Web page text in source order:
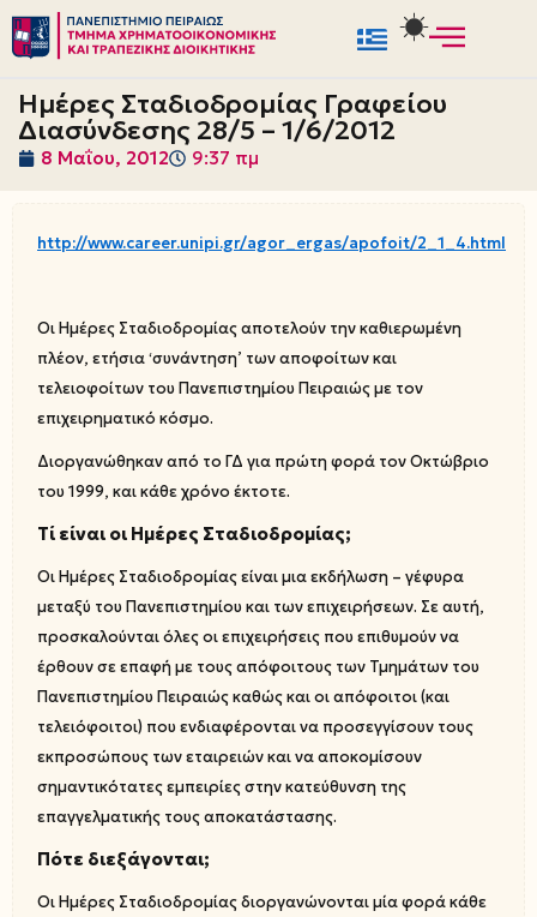
Μεταπηδήστε
στο
περιεχόμενο
Ημέρες Σταδιοδρομίας Γραφείου
Διασύνδεσης 28/5 – 1/6/2012
8 Μαΐου, 2012 9:37 πμ
http://www.career.unipi.gr/agor_ergas/apofoit/2_1_4.html
Οι Ημέρες Σταδιοδρομίας αποτελούν την καθιερωμένη
πλέον, ετήσια ‘συνάντηση’ των αποφοίτων και
τελειοφοίτων του Πανεπιστημίου Πειραιώς με τον
επιχειρηματικό κόσμο.
Διοργανώθηκαν από το ΓΔ για πρώτη φορά τον Οκτώβριο
του 1999, και κάθε χρόνο έκτοτε.
Τί είναι οι Ημέρες Σταδιοδρομίας;
Οι Ημέρες Σταδιοδρομίας είναι μια εκδήλωση – γέφυρα
μεταξύ του Πανεπιστημίου και των επιχειρήσεων. Σε αυτή,
προσκαλούνται όλες οι επιχειρήσεις που επιθυμούν να
έρθουν σε επαφή με τους απόφοιτους των Τμημάτων του
Πανεπιστημίου Πειραιώς καθώς και οι απόφοιτοι (και
τελειόφοιτοι) που ενδιαφέρονται να προσεγγίσουν τους
εκπροσώπους των εταιρειών και να αποκομίσουν
σημαντικότατες εμπειρίες στην κατεύθυνση της
επαγγελματικής τους αποκατάστασης.
Πότε διεξάγονται;
Οι Ημέρες Σταδιοδρομίας διοργανώνονται μία φορά κάθε